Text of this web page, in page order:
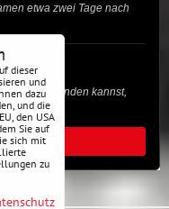
etwa zwei Tage nach
Auto verwenden kannst,
dieser
und
dazu
und die
den USA
Sie auf
sich mit
zu